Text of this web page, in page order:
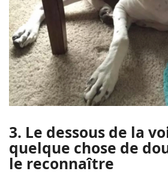
3. Le dessous de la
quelque chose de
le reconnaître